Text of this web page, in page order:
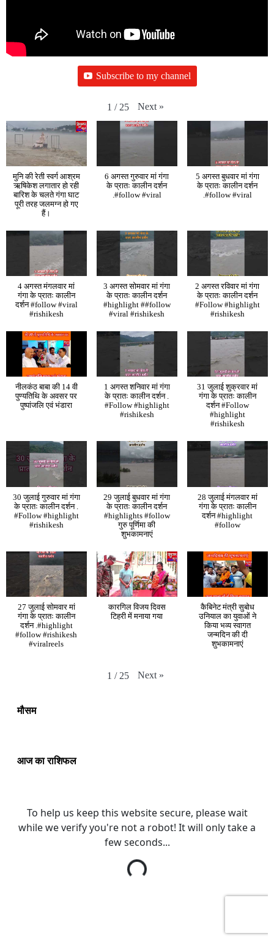
Subscribe to my channel
1 / 25 Next »
मुनि की रेती स्वर्ग आश्रम
ऋषिकेश लगातार हो रही
बारिश के चलते गंगा घाट
पूरी तरह जलमग्न हो गए
हैं।
6 अगस्त गुरुवार मां गंगा
के प्रातः कालीन दर्शन
.#follow #viral
5 अगस्त बुधवार मां गंगा
के प्रातः कालीन दर्शन
.#follow #viral
4 अगस्त मंगलवार मां
गंगा के प्रातः कालीन
दर्शन #follow #viral
#rishikesh
3 अगस्त सोमवार मां गंगा
के प्रातः कालीन दर्शन
#highlight ##follow
#viral #rishikesh
2 अगस्त रविवार मां गंगा
के प्रातः कालीन दर्शन
#Follow #highlight
#rishikesh
नीलकंठ बाबा की 14 वी
पुण्यतिथि के अवसर पर
पुष्पांजलि एवं भंडारा
1 अगस्त शनिवार मां गंगा
के प्रातः कालीन दर्शन .
#Follow #highlight
#rishikesh
31 जुलाई शुक्रवार मां
गंगा के प्रातः कालीन
दर्शन #Follow
#highlight
#rishikesh
30 जुलाई गुरुवार मां गंगा
के प्रातः कालीन दर्शन .
#Follow #highlight
#rishikesh
29 जुलाई बुधवार मां गंगा
के प्रातः कालीन दर्शन
#highlights #follow
गुरु पूर्णिमा की
शुभकामनाएं
28 जुलाई मंगलवार मां
गंगा के प्रातः कालीन
दर्शन #highlight
#follow
27 जुलाई सोमवार मां
गंगा के प्रातः कालीन
दर्शन .#highlight
#follow #rishikesh
#viralreels
कारगिल विजय दिवस
टिहरी में मनाया गया
कैबिनेट मंत्री सुबोध
उनियाल का युवाओं ने
किया भव्य स्वागत
जन्मदिन की दी
शुभकामनाएं
1 / 25 Next »
मौसम
आज का राशिफल